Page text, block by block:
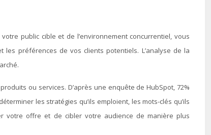
public cible et de l’environnement concurrentiel, vous
préférences de vos clients potentiels. L’analyse de la
ou services. D’après une enquête de HubSpot, 72%
les stratégies qu’ils emploient, les mots-clés qu’ils
votre offre et de cibler votre audience de manière plus